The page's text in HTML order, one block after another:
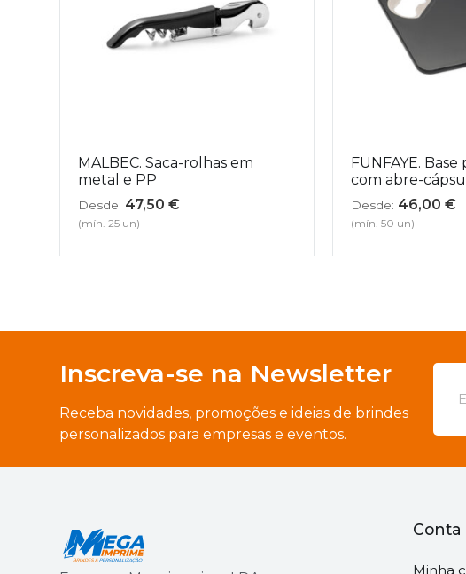
MALBEC. Saca-rolhas em
metal e PP
Desde: 47,50€
(mín. 25 un)
FUNFAYE. Base
com abre-
Desde: 46,00 €
(mín. 50 un)
Inscreva-se na Newsletter
Receba novidades, promoções e ideias de brindes
personalizados para empresas e eventos.
Conta
Minha